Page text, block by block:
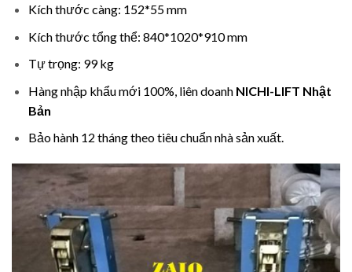
Kích thước càng: 152*55 mm
Kích thước tổng thể: 840*1020*910 mm
Tự trọng: 99 kg
Hàng nhập khẩu mới 100%, liên doanh NICHI-LIFT Nhật
Bản
Bảo hành 12 tháng theo tiêu chuẩn nhà sản xuất.